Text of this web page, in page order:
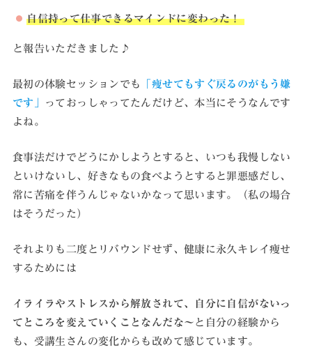
自信持って仕事できるマインドに変わった！
と報告いただきました♪
最初の体験セッションでも
「痩せてもすぐ戻るのがもう嫌
です」
っておっしゃってたんだけど、本当にそうなんです
よね。
食事法だけでどうにかしようとすると、いつも我慢しない
といけないし、好きなもの食べようとすると罪悪感だし、
常に苦痛を伴うんじゃないかなって思います。（私の場合
はそうだった）
それよりも二度とリバウンドせず、健康に永久キレイ痩せ
するためには
イライラやストレスから解放されて、自分に自信がないっ
てところを変えていくことなんだな〜 と自分の経験から
も、受講生さんの変化からも改めて感じています。